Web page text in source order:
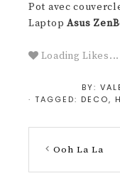
Pot avec
Laptop Asus
Loading Likes...
BY:
· TAGGED: DECO,
Ooh La La